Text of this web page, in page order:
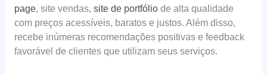
page, site vendas, site de portfóliode alta qualidade
com preços acessíveis, baratos e justos. Além disso,
recebe inúmeras recomendações positivas e feedback
favorável de clientes que utilizam seus serviços.